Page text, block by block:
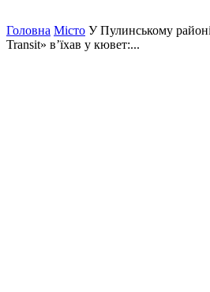
Головна Місто У Пулинському
Transit» в’їхав у кювет:...